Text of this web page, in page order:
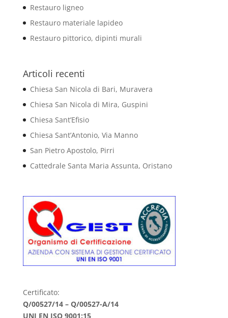
Restauro ligneo
Restauro materiale lapideo
Restauro pittorico, dipinti murali
Articoli recenti
Chiesa San Nicola di Bari, Muravera
Chiesa San Nicola di Mira, Guspini
Chiesa Sant’Efisio
Chiesa Sant’Antonio, Via Manno
San Pietro Apostolo, Pirri
Cattedrale Santa Maria Assunta, Oristano
Certificato:
Q/00527/14 – Q/00527-A/14
UNI EN ISO 9001:15